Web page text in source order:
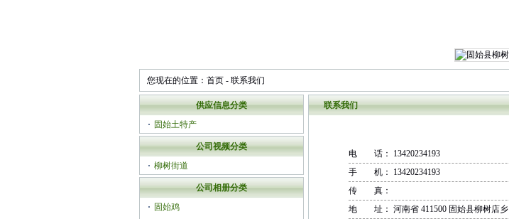
您现在的位置： 首页 - 联系我们
供应信息分类
固始土特产
公司视频分类
柳树街道
公司相册分类
固始鸡
联系我们
电 话： 13420234193
手 机： 13420234193
传 真：
地 址： 河南省 411500 固始县柳树店乡